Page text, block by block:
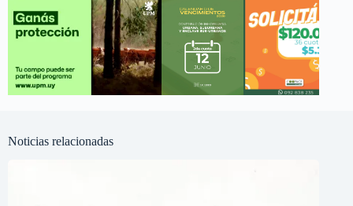
Noticias relacionadas